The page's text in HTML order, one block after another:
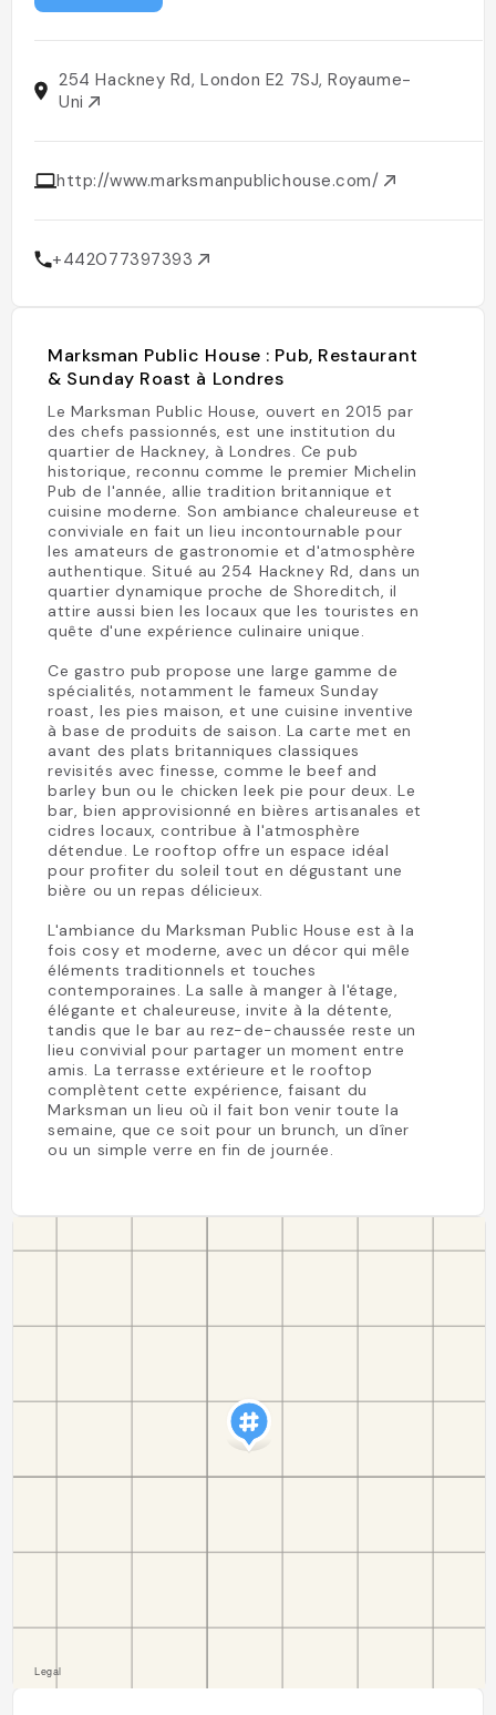
254 Hackney Rd, London E2 7SJ, Royaume-
Uni
http://www.marksmanpublichouse.com/
+442077397393
Marksman Public House : Pub, Restaurant
& Sunday Roast à Londres
Le Marksman Public House, ouvert en 2015 par
des chefs passionnés, est une institution du
quartier de Hackney, à Londres. Ce pub
historique, reconnu comme le premier Michelin
Pub de l'année, allie tradition britannique et
cuisine moderne. Son ambiance chaleureuse et
conviviale en fait un lieu incontournable pour
les amateurs de gastronomie et d'atmosphère
authentique. Situé au 254 Hackney Rd, dans un
quartier dynamique proche de Shoreditch, il
attire aussi bien les locaux que les touristes en
quête d'une expérience culinaire unique.
Ce gastro pub propose une large gamme de
spécialités, notamment le fameux Sunday
roast, les pies maison, et une cuisine inventive
à base de produits de saison. La carte met en
avant des plats britanniques classiques
revisités avec finesse, comme le beef and
barley bun ou le chicken leek pie pour deux. Le
bar, bien approvisionné en bières artisanales et
cidres locaux, contribue à l'atmosphère
détendue. Le rooftop offre un espace idéal
pour profiter du soleil tout en dégustant une
bière ou un repas délicieux.
L'ambiance du Marksman Public House est à la
fois cosy et moderne, avec un décor qui mêle
éléments traditionnels et touches
contemporaines. La salle à manger à l'étage,
élégante et chaleureuse, invite à la détente,
tandis que le bar au rez-de-chaussée reste un
lieu convivial pour partager un moment entre
amis. La terrasse extérieure et le rooftop
complètent cette expérience, faisant du
Marksman un lieu où il fait bon venir toute la
semaine, que ce soit pour un brunch, un dîner
ou un simple verre en fin de journée.